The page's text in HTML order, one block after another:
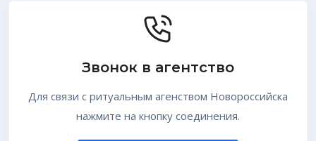
Звонок в агентство
Для связи с ритуальным агенством Новороссийска
нажмите на кнопку соединения.